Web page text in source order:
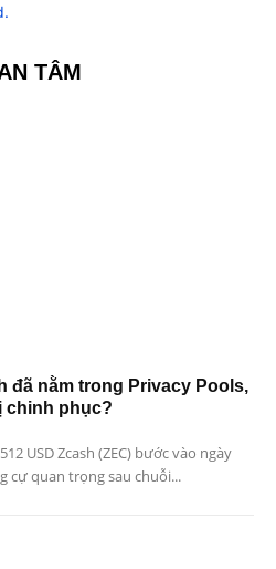
TÂM
đã nằm trong Privacy Pools,
chinh phục?
USD Zcash (ZEC) bước vào ngày
cự quan trọng sau chuỗi...